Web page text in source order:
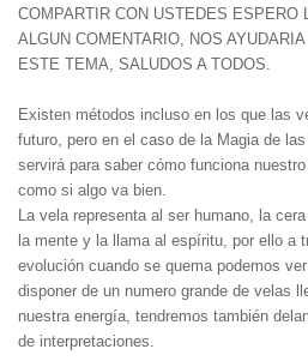
COMPARTIR CON USTEDES ESPERO
ALGUN COMENTARIO, NOS
ESTE TEMA, SALUDOS A TODOS.
Existen métodos incluso en los que las
futuro, pero en el caso de la Magia de
servirá para saber cómo funciona
como si algo va bien.
La vela representa al ser humano, la
la mente y la llama al espíritu, por ello a
evolución cuando se quema podemos
disponer de un numero grande de velas
nuestra energía, tendremos también
de interpretaciones.